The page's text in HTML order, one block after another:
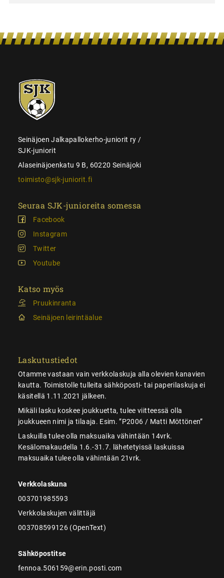
SJK-
juniorit
Seinäjoen Jalkapallokerho-juniorit ry /
SJK-juniorit
Alaseinäjoenkatu 9 B, 60220 Seinäjoki
toimisto@sjk-juniorit.fi
Seuraa SJK-junioreita somessa
Facebook
Instagram
Twitter
Youtube
Katso myös
Pruukinranta
Seinäjoen leirintäalue
Laskutustiedot
Otamme vastaan vain verkkolaskuja alla olevien kanavien
kautta. Toimistolle tulleita sähköposti- tai paperilaskuja ei
käsitellä 1.11.2021 jälkeen.
Mikäli lasku koskee joukkuetta, tulee viitteessä olla
joukkueen nimi ja tilaaja. Esim. ”P2006 / Matti Möttönen”
Laskuilla tulee olla maksuaika vähintään 14vrk.
Kesälomakaudella 1.6.-31.7. lähetetyissä laskuissa
maksuaika tulee olla vähintään 21vrk.
Verkkolaskuna
003701985593
Verkkolaskujen välittäjä
003708599126 (OpenText)
Sähköpostitse
fennoa.506159@erin.posti.com